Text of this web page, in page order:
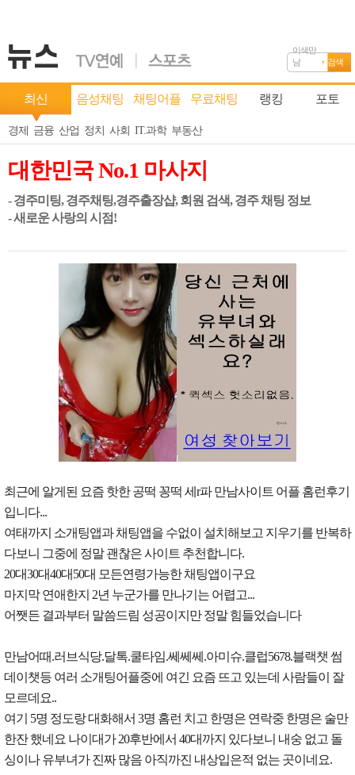
이색만
남
검색
최신 음성채팅 채팅어플 무료채팅 랭킹 포토
경제 금융 산업 정치 사회 IT.과학 부동산
대한민국 No.1 마사지
- 경주미팅, 경주채팅,경주출장샵, 회원 검색, 경주 채팅 정보
- 새로운 사랑의 시점!
최근에 알게된 요즘 핫한 공떡 꽁떡 세r파 만남사이트 어플 홈런후기
입니다...
여태까지 소개팅앱과 채팅앱을 수없이 설치해보고 지우기를 반복하
다보니 그중에 정말 괜찮은 사이트 추천합니다.
20대30대40대50대 모든연령가능한 채팅앱이구요
마지막 연애한지 2년 누군가를 만나기는 어렵고...
어쨋든 결과부터 말씀드림 성공이지만 정말 힘들었습니다
만남어때.러브식당.달톡.쿨타임.쎄쎄쎄.아미슈.클럽5678.블랙챗 썸
데이챗등 여러 소개팅어플중에 여긴 요즘 뜨고 있는데 사람들이 잘
모르데요..
여기 5명 정도랑 대화해서 3명 홈런 치고 한명은 연락중 한명은 술만
한잔 했네요 나이대가 20후반에서 40대까지 있다보니 내숭 없고 돌
싱이나 유부녀가 진짜 많음 아직까진 내상입은적 없는 곳이네요.